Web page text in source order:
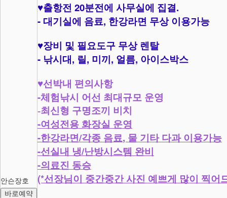
안슨장호
바로예약
♥출항전 20분전에 사무실에 집결.
- 대기실에 음료, 한강라면 무상 이용가능
♥장비 및 필요도구 무상 렌탈
- 낚시대 , 릴 , 미끼 , 얼름, 아이스박스
♥선박내 편의사항
-체험낚시 어선 최대규모 운영
-최신형 구명조끼 비치
-여성전용 화장실 운영
-한강라면/각종 음료, 물 기타 다과 이용가능
-선실내 냉/난방시스템 완비
-의료진 동승
(*선장님이 중간중간 사진 예쁘게 많이 찍어